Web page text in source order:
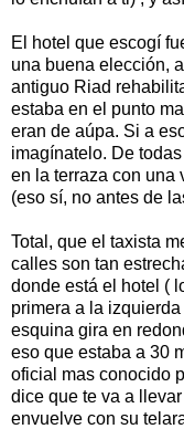
El hotel que escogí
una buena elección,
antiguo Riad
estaba en el punto
eran de aúpa. Si a
imagínatelo. De
en la terraza con una
(eso sí, no antes de
Total, que el taxista
calles son tan
donde está el hotel (
primera a la
esquina gira en
eso que estaba a 30
oficial mas conocido
dice que te va a
envuelve con su